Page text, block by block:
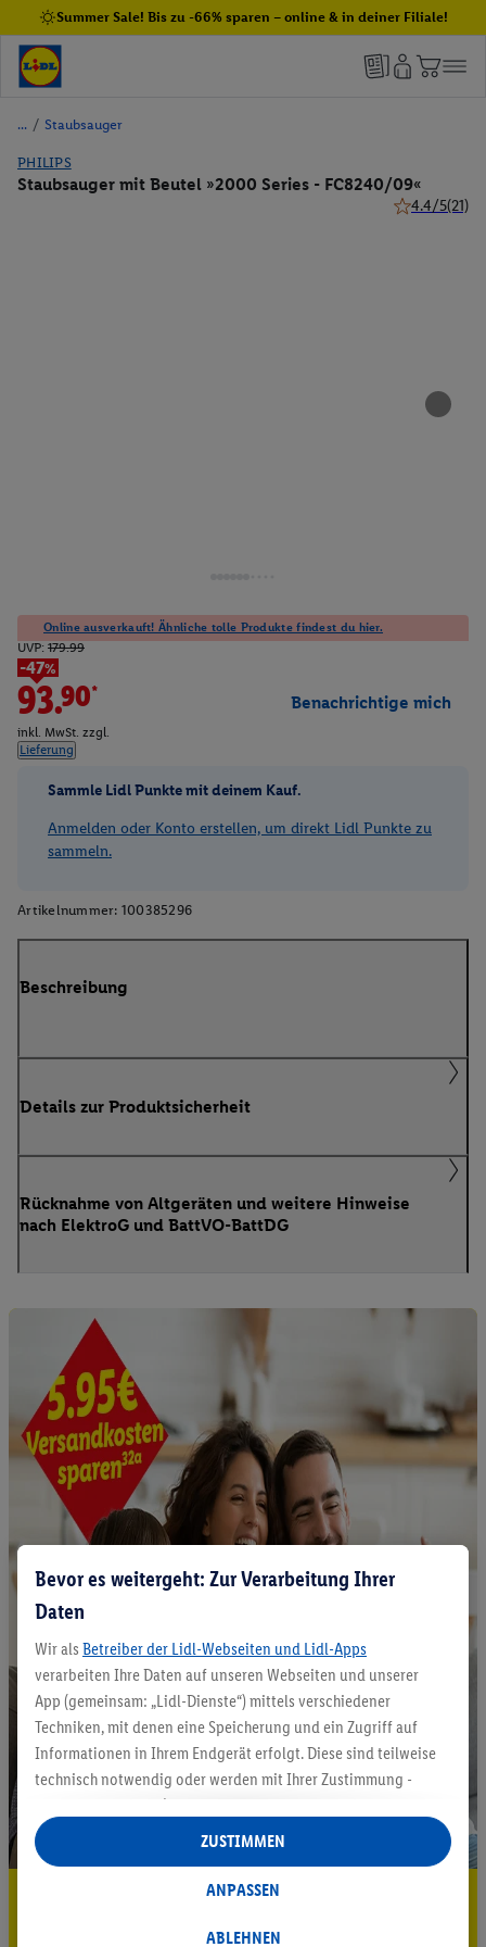
Summer Sale! Bis zu -66% sparen – online & in deiner Filiale!
/ Staubsauger
PHILIPS
Staubsauger mit Beutel »2000 Series - FC8240/09«
4.4/5(21)
Online ausverkauft! Ähnliche tolle Produkte findest du hier.
UVP: 179.99
-47%
93.90*
inkl. MwSt. zzgl.
Lieferung
Benachrichtige mich
Sammle Lidl Punkte mit deinem Kauf.
Anmelden oder Konto erstellen, um direkt Lidl Punkte zu
sammeln.
Artikelnummer: 100385296
Beschreibung
Details zur Produktsicherheit
Rücknahme von Altgeräten und weitere Hinweise
nach ElektroG und BattVO-BattDG
5.95 € Versand sparen³²ᵃ
Jetzt zum Newsletter anmelden
Bevor es weitergeht: Zur Verarbeitung Ihrer
Daten
Wir als Betreiber der Lidl-Webseiten und Lidl-Apps
verarbeiten Ihre Daten auf unseren Webseiten und unserer
App (gemeinsam: „Lidl-Dienste“) mittels verschiedener
Techniken, mit denen eine Speicherung und ein Zugriff auf
Informationen in Ihrem Endgerät erfolgt. Diese sind teilweise
technisch notwendig oder werden mit Ihrer Zustimmung -
auch durch Partner (u.a.
Verantwortliche; im Zusammenhang mit dem IAB TCF
insgesamt
Statistik-Erstellung oder für personalisierte Werbung
Datenverarbeitungen für personalisierte Werbung werden
ABLEHNEN
ANPASSEN
ZUSTIMMEN